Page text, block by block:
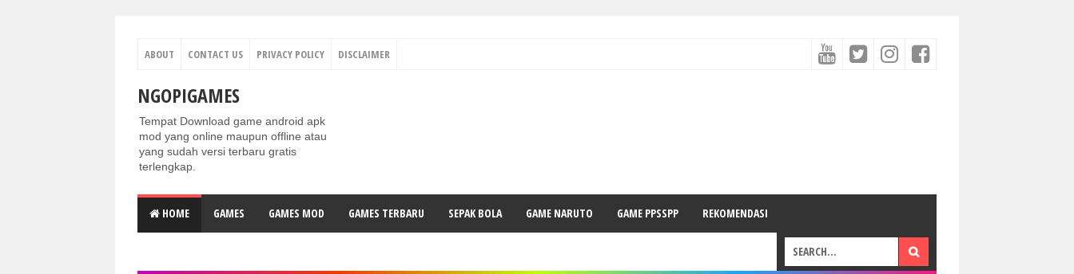
ABOUT CONTACT US PRIVACY POLICY DISCLAIMER
NGOPIGAMES
Tempat Download game android apk
mod yang online maupun offline atau
yang sudah versi terbaru gratis
terlengkap.
HOME GAMES GAMES MOD GAMES TERBARU SEPAK BOLA GAME NARUTO GAME PPSSPP REKOMENDASI